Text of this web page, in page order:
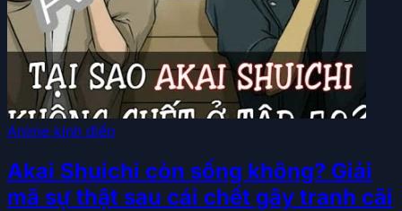
Anime kinh điển
Akai Shuichi còn sống không? Giải
mã sự thật sau cái chết gây tranh cãi